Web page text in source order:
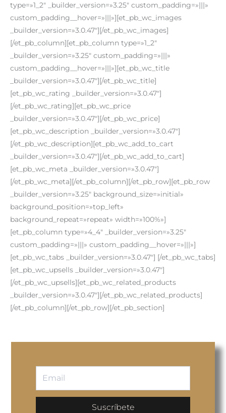
type=»1_2″ _builder_version=»3.25″ custom_padding=»|||»
custom_padding__hover=»|||»][et_pb_wc_images
_builder_version=»3.0.47″][/et_pb_wc_images]
[/et_pb_column][et_pb_column type=»1_2″
_builder_version=»3.25″ custom_padding=»|||»
custom_padding__hover=»|||»][et_pb_wc_title
_builder_version=»3.0.47″][/et_pb_wc_title]
[et_pb_wc_rating _builder_version=»3.0.47″]
[/et_pb_wc_rating][et_pb_wc_price
_builder_version=»3.0.47″][/et_pb_wc_price]
[et_pb_wc_description _builder_version=»3.0.47″]
[/et_pb_wc_description][et_pb_wc_add_to_cart
_builder_version=»3.0.47″][/et_pb_wc_add_to_cart]
[et_pb_wc_meta _builder_version=»3.0.47″]
[/et_pb_wc_meta][/et_pb_column][/et_pb_row][et_pb_row
_builder_version=»3.25″ background_size=»initial»
background_position=»top_left»
background_repeat=»repeat» width=»100%»]
[et_pb_column type=»4_4″ _builder_version=»3.25″
custom_padding=»|||» custom_padding__hover=»|||»]
[et_pb_wc_tabs _builder_version=»3.0.47″] [/et_pb_wc_tabs]
[et_pb_wc_upsells _builder_version=»3.0.47″]
[/et_pb_wc_upsells][et_pb_wc_related_products
_builder_version=»3.0.47″][/et_pb_wc_related_products]
[/et_pb_column][/et_pb_row][/et_pb_section]
Suscríbete